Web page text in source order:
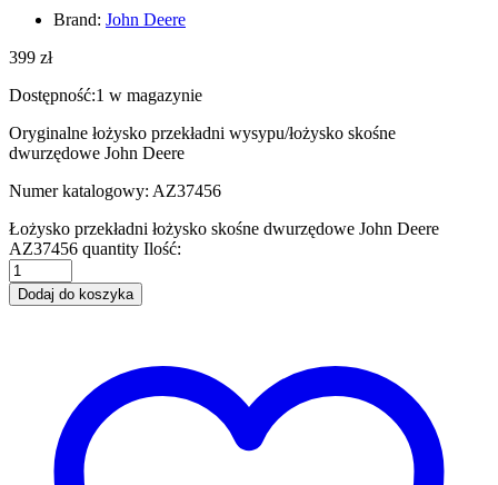
Brand: John Deere
399 zł
Dostępność:1 w magazynie
Oryginalne łożysko przekładni wysypu/łożysko skośne
dwurzędowe John Deere
Numer katalogowy: AZ37456
Łożysko przekładni łożysko skośne dwurzędowe John Deere
AZ37456 quantity Ilość:
Dodaj do koszyka